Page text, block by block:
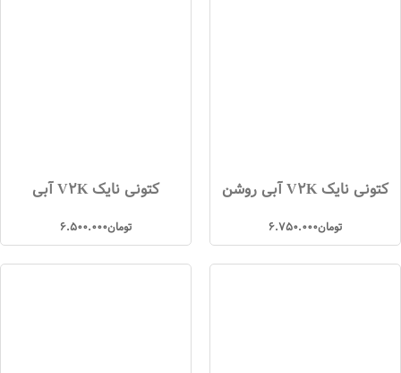
کتونی نایک V2K آبی روشن
تومان6.750.000
کتونی نایک V2K آبی
تومان6.500.000